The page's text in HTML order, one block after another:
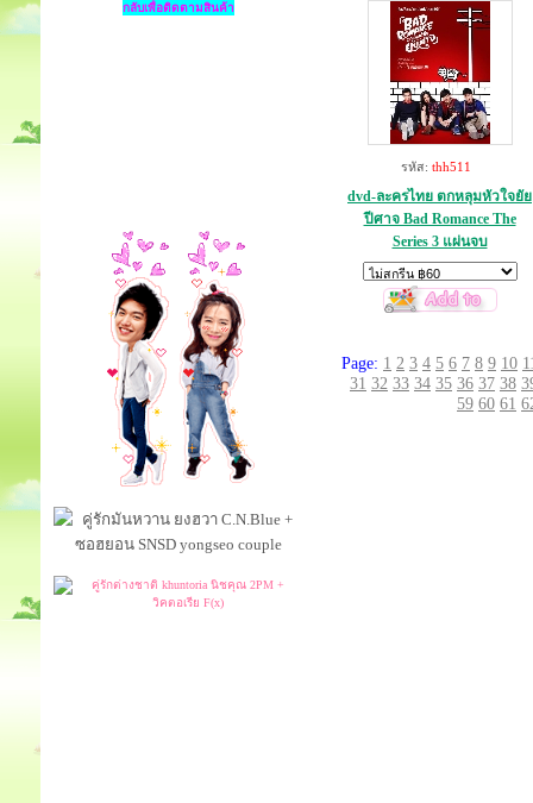
กลับเพื่อติดตามสินค้า
รหัส: thh511
dvd-ละครไทย ตกหลุมหัวใจยัย
ปีศาจ Bad Romance The
Series 3 แผ่นจบ
Page: 1 2 3 4 5 6 7 8 9 10
31 32 33 34 35 36 37 38
59 60 61